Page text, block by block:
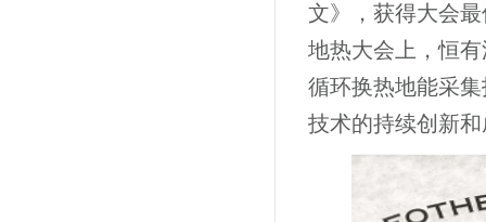
文》，获得大会
地热大会上，恒
循环换热地能采
技术的持续创新